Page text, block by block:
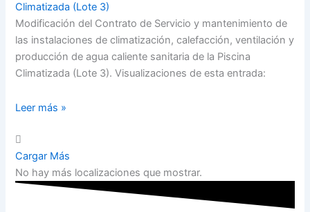
Climatizada (Lote 3)
Modificación del Contrato de Servicio y mantenimiento de
las instalaciones de climatización, calefacción, ventilación y
producción de agua caliente sanitaria de la Piscina
Climatizada (Lote 3). Visualizaciones de esta entrada:
Leer más »
Cargar Más
No hay más localizaciones que mostrar.